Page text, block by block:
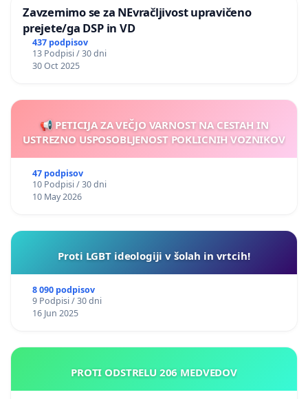
Zavzemimo se za NEvračljivost upravičeno
prejete/ga DSP in VD
437 podpisov
13 Podpisi / 30 dni
30 Oct 2025
📢 PETICIJA ZA VEČJO VARNOST NA CESTAH IN
USTREZNO USPOSOBLJENOST POKLICNIH VOZNIKOV
47 podpisov
10 Podpisi / 30 dni
10 May 2026
Proti LGBT ideologiji v šolah in vrtcih!
8 090 podpisov
9 Podpisi / 30 dni
16 Jun 2025
PROTI ODSTRELU 206 MEDVEDOV